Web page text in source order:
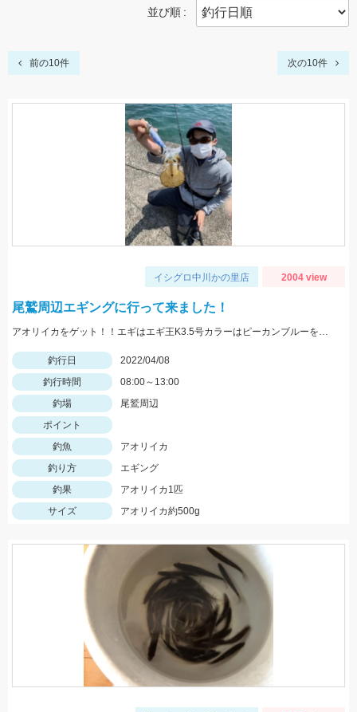
並び順
前の10件 次の10件
イシグロ中川かの里店 2004 view
尾鷲周辺エギングに行って来ました！
アオリイカをゲット！！エギはエギ王K3.5号カラーはピーカンブルーを使用しました！
釣行日
2022/04/08
釣行時間
08:00～13:00
釣場
尾鷲周辺
ポイント
釣魚
アオリイカ
釣り方
エギング
釣果
アオリイカ1匹
サイズ
アオリイカ約500g